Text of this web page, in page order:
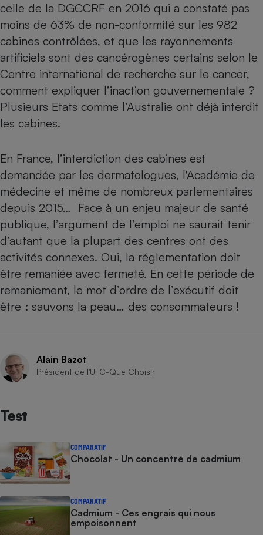
celle de la DGCCRF en 2016 qui a constaté pas
moins de 63% de non-conformité sur les 982
cabines contrôlées, et que les rayonnements
artificiels sont des cancérogènes certains selon le
Centre international de recherche sur le cancer,
comment expliquer l’inaction gouvernementale ?
Plusieurs Etats comme l’Australie ont déjà interdit
les cabines.
En France, l’interdiction des cabines est
demandée par les dermatologues, l'Académie de
médecine et même de nombreux parlementaires
depuis 2015… Face à un enjeu majeur de santé
publique, l’argument de l’emploi ne saurait tenir
d’autant que la plupart des centres ont des
activités connexes. Oui, la réglementation doit
être remaniée avec fermeté. En cette période de
remaniement, le mot d’ordre de l’exécutif doit
être : sauvons la peau… des consommateurs !
Alain Bazot
Président de l'UFC-Que Choisir
Test
COMPARATIF
Chocolat - Un concentré de cadmium
COMPARATIF
Cadmium - Ces engrais qui nous
empoisonnent
bouteille
Banque
Lave-linge
Plaque de cuisson à
induction
Téléviseur
Téléphone mobile -
Smartphone
Antivirus
Matelas
Climatiseur -
Ventilateur
Antimoustique